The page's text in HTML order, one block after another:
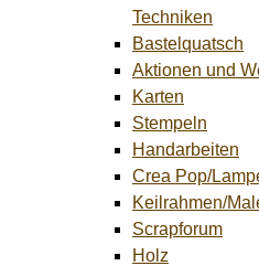
Techniken
Bastelquatsch
Aktionen und
Karten
Stempeln
Handarbeiten
Crea Pop/
Keilrahmen/
Scrapforum
Holz